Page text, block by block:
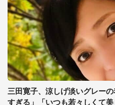
三田寛子、涼しげ淡いグレー
すぎる」「いつも若々しくて美